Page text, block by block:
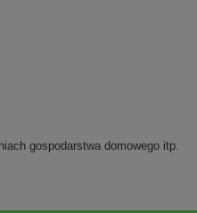
gospodarstwa domowego itp.